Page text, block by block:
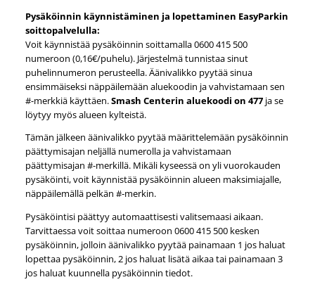
Pysäköinnin käynnistäminen ja lopettaminen EasyParkin
soittopalvelulla:
Voit käynnistää pysäköinnin soittamalla 0600 415 500
numeroon (0,16€/puhelu). Järjestelmä tunnistaa sinut
puhelinnumeron perusteella. Äänivalikko pyytää sinua
ensimmäiseksi näppäilemään aluekoodin ja vahvistamaan sen
#-merkkiä käyttäen.Smash Centerin aluekoodi on 477ja se
löytyy myös alueen kylteistä.
Tämän jälkeen äänivalikko pyytää määrittelemään pysäköinnin
päättymisajan neljällä numerolla ja vahvistamaan
päättymisajan #-merkillä. Mikäli kyseessä on yli vuorokauden
pysäköinti, voit käynnistää pysäköinnin alueen maksimiajalle,
näppäilemällä pelkän #-merkin.
Pysäköintisi päättyy automaattisesti valitsemaasi aikaan.
Tarvittaessa voit soittaa numeroon 0600 415 500 kesken
pysäköinnin, jolloin äänivalikko pyytää painamaan 1 jos haluat
lopettaa pysäköinnin, 2 jos haluat lisätä aikaa tai painamaan 3
jos haluat kuunnella pysäköinnin tiedot.